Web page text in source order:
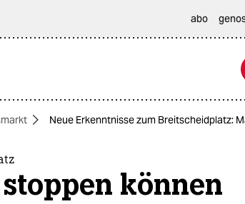
abo
Neue Erkenntnisse zum Breitscheidplatz:
können